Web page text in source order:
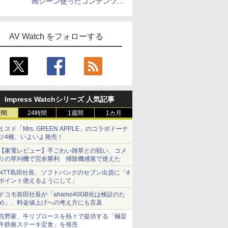
AV Watch をフォローする
Impress Watchシリーズ 人気記事
24時間 1週間 1カ月
スド「Mrs. GREEN APPLE」のコラボドーナ
4種、いよいよ発売！
家電レビュー】手ごわい雑草との戦い、コメ
の草刈機で完全勝利 掃除機感覚で使えた
島田社長、ソフトバンクのセブン出資に「d
イント使えるようにして」
コモ前田社長が「ahamo40GB化は検証のた
」、料金値上げへの考え方にも言及
野家、牛リブロースを熱々で提供する「極旨
鉄板ステーキ定食」を発売